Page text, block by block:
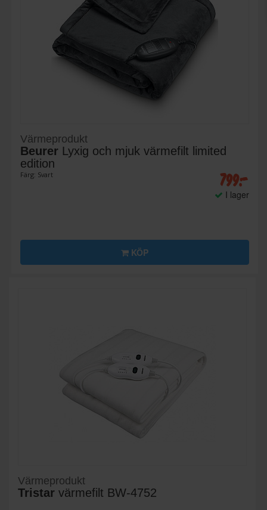
Värmeprodukt
Beurer Lyxig och mjuk värmefilt limited
edition
Färg: Svart 799:-
I lager
KÖP
Värmeprodukt
Tristar värmefilt BW-4752